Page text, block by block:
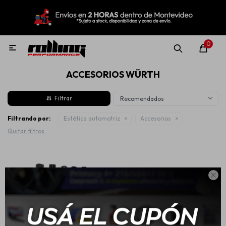

0

ACCESORIOS WÜRTH
Recomendados
Filtrando por: Estética automotriz
Accesorios
Quitar filtros
MI CUENTA
Nuevo! Rolling Repuestos
Llantas